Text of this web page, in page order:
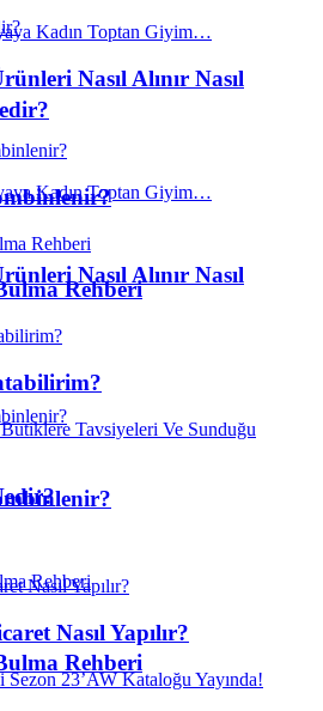
Nasıl Alınır Nasıl
Rehberi
Nasıl Alınır Nasıl
Rehberi
Nasıl Yapılır?